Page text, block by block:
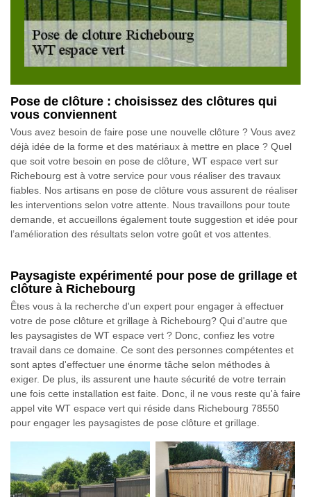
Pose de clôture : choisissez des clôtures qui
vous conviennent
Vous avez besoin de faire pose une nouvelle clôture ? Vous avez
déjà idée de la forme et des matériaux à mettre en place ? Quel
que soit votre besoin en pose de clôture, WT espace vert sur
Richebourg est à votre service pour vous réaliser des travaux
fiables. Nos artisans en pose de clôture vous assurent de réaliser
les interventions selon votre attente. Nous travaillons pour toute
demande, et accueillons également toute suggestion et idée pour
l’amélioration des résultats selon votre goût et vos attentes.
Paysagiste expérimenté pour pose de grillage et
clôture à Richebourg
Êtes vous à la recherche d'un expert pour engager à effectuer
votre de pose clôture et grillage à Richebourg? Qui d'autre que
les paysagistes de WT espace vert ? Donc, confiez les votre
travail dans ce domaine. Ce sont des personnes compétentes et
sont aptes d'effectuer une énorme tâche selon méthodes à
exiger. De plus, ils assurent une haute sécurité de votre terrain
une fois cette installation est faite. Donc, il ne vous reste qu'à faire
appel vite WT espace vert qui réside dans Richebourg 78550
pour engager les paysagistes de pose clôture et grillage.